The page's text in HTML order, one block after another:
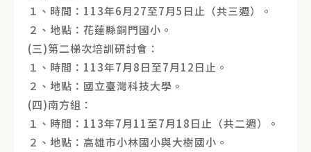
１、時間：113年6月27至7月5日止（共三週）。
２、地點：花蓮縣銅門國小。
(三)第二梯次培訓研討會：
１、時間：113年7月8日至7月12日止。
２、地點：國立臺灣科技大學。
(四)南方組：
１、時間：113年7月11至7月18日止（共二週）。
２、地點：高雄市小林國小與大樹國小。